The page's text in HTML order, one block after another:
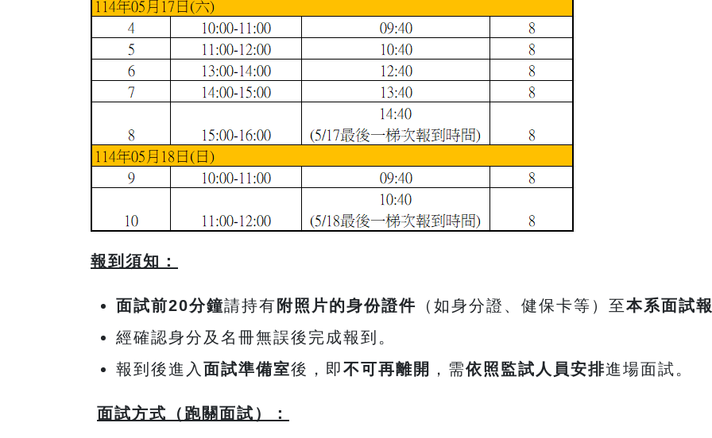
報到須知：
面試前20分鐘請持有 附照片的身份證件 （如身分證、健保卡等）至本系面試
經確認身分及名冊無誤後完成報到。
報到後進入 面試準備室後，即不可再離開 ，需依照監試人員安排進場面試。
面試方式（跑關面試）：